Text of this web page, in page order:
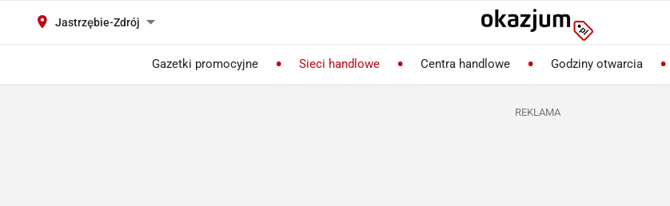
Jastrzębie-Zdrój
Gazetki promocyjne Sieci handlowe Centra handlowe Godziny otwarcia
REKLAMA